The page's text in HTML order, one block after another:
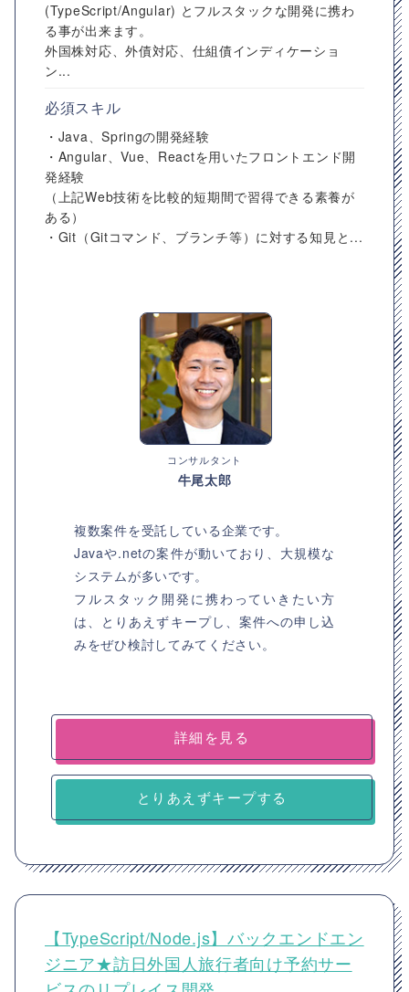
(TypeScript/Angular) とフルスタックな開発に携わ
る事が出来ます。
外国株対応、外債対応、仕組債インディケーショ
ン...
必須スキル
・Java、Springの開発経験
・Angular、Vue、Reactを用いたフロントエンド開
発経験
（上記Web技術を比較的短期間で習得できる素養が
ある）
・Git（Gitコマンド、ブランチ等）に対する知見と...
コンサルタント
牛尾太郎
複数案件を受託している企業です。
Javaや.netの案件が動いており、大規模な
システムが多いです。
フルスタック開発に携わっていきたい方
は、とりあえずキープし、案件への申し込
みをぜひ検討してみてください。
詳細を見る
とりあえずキープする
【TypeScript/Node.js】バックエンドエン
ジニア★訪日外国人旅行者向け予約サー